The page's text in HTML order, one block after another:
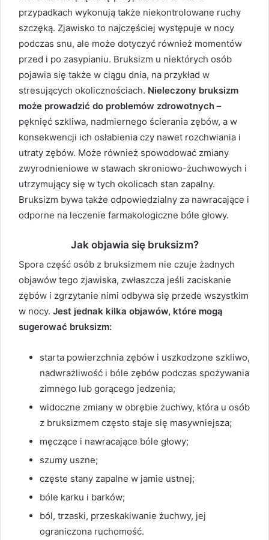
przypadkach wykonują także niekontrolowane ruchy
szczęką. Zjawisko to najczęściej występuje w nocy
podczas snu, ale może dotyczyć również momentów
przed i po zasypianiu. Bruksizm u niektórych osób
pojawia się także w ciągu dnia, na przykład w
stresujących okolicznościach. Nieleczony bruksizm
może prowadzić do problemów zdrowotnych –
pęknięć szkliwa, nadmiernego ścierania zębów, a w
konsekwencji ich osłabienia czy nawet rozchwiania i
utraty zębów. Może również spowodować zmiany
zwyrodnieniowe w stawach skroniowo-żuchwowych i
utrzymujący się w tych okolicach stan zapalny.
Bruksizm bywa także odpowiedzialny za nawracające i
odporne na leczenie farmakologiczne bóle głowy.
Jak objawia się bruksizm?
Spora część osób z bruksizmem nie czuje żadnych
objawów tego zjawiska, zwłaszcza jeśli zaciskanie
zębów i zgrzytanie nimi odbywa się przede wszystkim
w nocy. Jest jednak kilka objawów, które mogą
sugerować bruksizm:
starta powierzchnia zębów i uszkodzone szkliwo,
nadwrażliwość i bóle zębów podczas spożywania
zimnego lub gorącego jedzenia;
widoczne zmiany w obrębie żuchwy, która u osób
z bruksizmem często staje się masywniejsza;
męczące i nawracające bóle głowy;
szumy uszne;
częste stany zapalne w jamie ustnej;
bóle karku i barków;
ból, trzaski, przeskakiwanie żuchwy, jej
ograniczona ruchomość.